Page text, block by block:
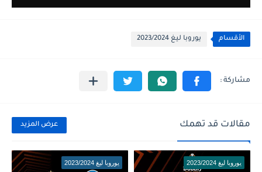
الأقسام يوروبا ليغ 2023/2024
مقالات قد تهمك عرض المزيد
يوروبا ليغ 2023/2024 يوروبا ليغ 2023/2024